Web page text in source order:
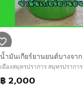
เมืองสมุทรปราการ สมุทรปราการ
฿ 2,000